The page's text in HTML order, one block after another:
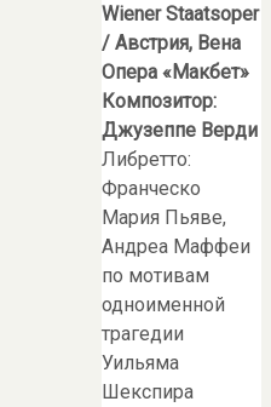
Wiener Staatsoper
/ Австрия, Вена
Опера «Макбет»
Композитор:
Джузеппе Верди
Либретто:
Франческо
Мария Пьяве,
Андреа Маффеи
по мотивам
одноименной
трагедии
Уильяма
Шекспира